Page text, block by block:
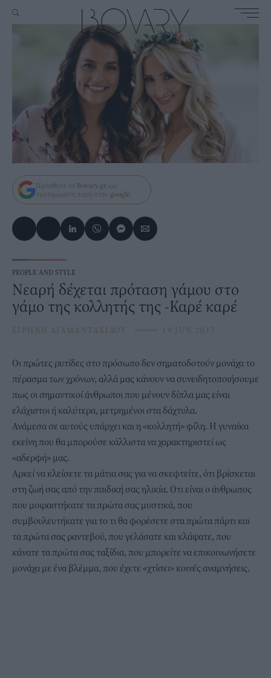
Πρόσθεσε το Bovary.gr ως
προτιμώμενη πηγή στην google
PEOPLE AND STYLE
Νεαρή δέχεται πρόταση γάμου στο
γάμο της κολλητής της -Καρέ καρέ
ΕΙΡΗΝΗ ΔΙΑΜΑΝΤΑΚΙΔΟΥ ⸻ 19 JUN 2017
Οι πρώτες ρυτίδες στο πρόσωπο δεν σηματοδοτούν μονάχα το
πέρασμα των χρόνων, αλλά μας κάνουν να συνειδητοποιήσουμε
πως οι σημαντικοί άνθρωποι που μένουν δίπλα μας είναι
ελάχιστοι ή καλύτερα, μετρημένοι στα δάχτυλα.
Ανάμεσα σε αυτούς υπάρχει και η «κολλητή» φίλη. Η γυναίκα
εκείνη που θα μπορούσε κάλλιστα να χαρακτηριστεί ως
«αδερφή» μας.
Αρκεί να κλείσετε τα μάτια σας για να σκεφτείτε, ότι βρίσκεται
στη ζωή σας από την παιδική σας ηλικία. Οτι είναι ο άνθρωπος
που μοιραστήκατε τα πρώτα σας μυστικά, που
συμβουλευτήκατε για το τι θα φορέσετε στα πρώτα πάρτι και
τα πρώτα σας ραντεβού, που γελάσατε και κλάψατε, που
κάνατε τα πρώτα σας ταξίδια, που μπορείτε να επικοινωνήσετε
μονάχα με ένα βλέμμα, που έχετε «χτίσει» κοινές αναμνήσεις.